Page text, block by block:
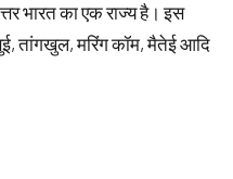
भारत का एक राज्य है। इस
तांगखुल, मरिंग कॉम, मैतेई आदि